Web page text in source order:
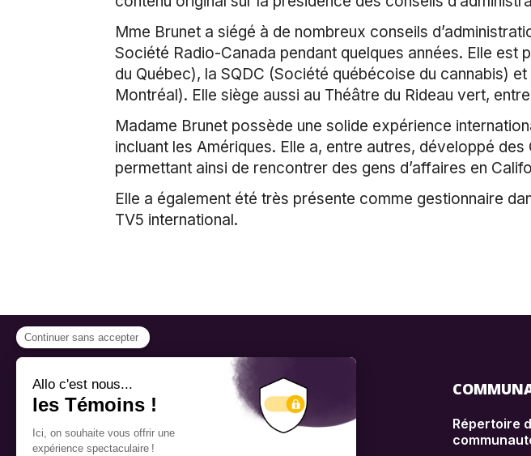
Mme Brunet a siégé à de nombreux conseils
Société Radio-Canada pendant quelques années. Elle
du Québec), la SQDC (Société québécoise du cannabis)
Montréal). Elle siège aussi au Théâtre du Rideau vert,
Madame Brunet possède une solide expérience
incluant les Amériques. Elle a, entre autres, développé
permettant ainsi de rencontrer des gens d’affaires en
Elle a également été très présente comme gestionnaire
TV5 international.
Nous reconnaissons
respectueusement que les
PROGRAMMES
Bourse
Répertoire